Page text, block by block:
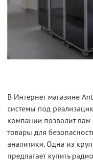
В Интернет магазине
системы под
компании позволит вам
товары для
аналитики. Одна из
предлагает купить